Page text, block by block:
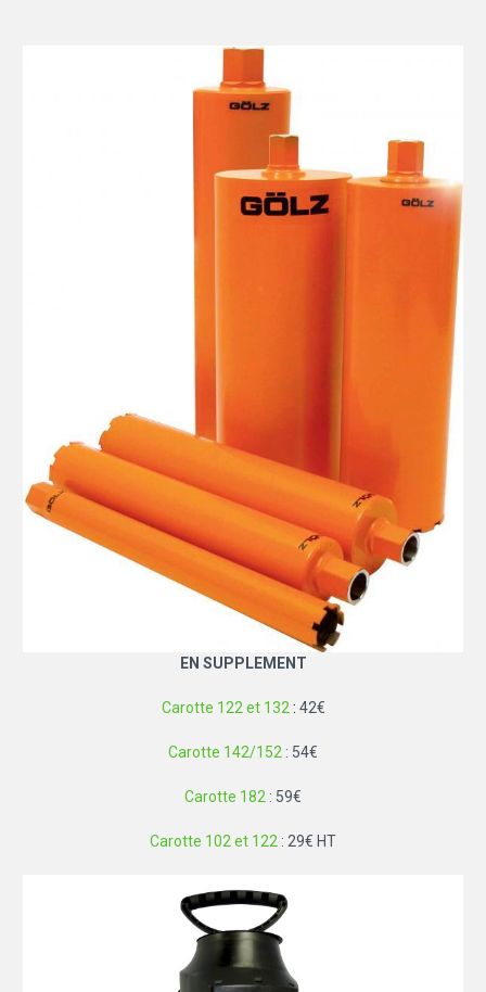
EN SUPPLEMENT
Carotte 122 et 132 : 42€
Carotte 142/152 : 54€
Carotte 182 : 59€
Carotte 102 et 122 : 29€ HT